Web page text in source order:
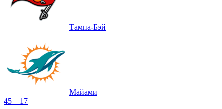
Тампа-Бэй
Майами
45 – 17